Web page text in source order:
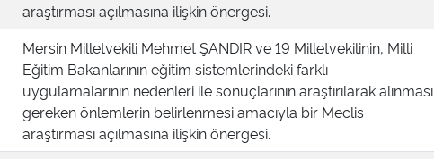
araştırması açılmasına ilişkin önergesi.
Mersin Milletvekili Mehmet ŞANDIR ve 19 Milletvekilinin, Milli
Eğitim Bakanlarının eğitim sistemlerindeki farklı
uygulamalarının nedenleri ile sonuçlarının araştırılarak alınması
gereken önlemlerin belirlenmesi amacıyla bir Meclis
araştırması açılmasına ilişkin önergesi.